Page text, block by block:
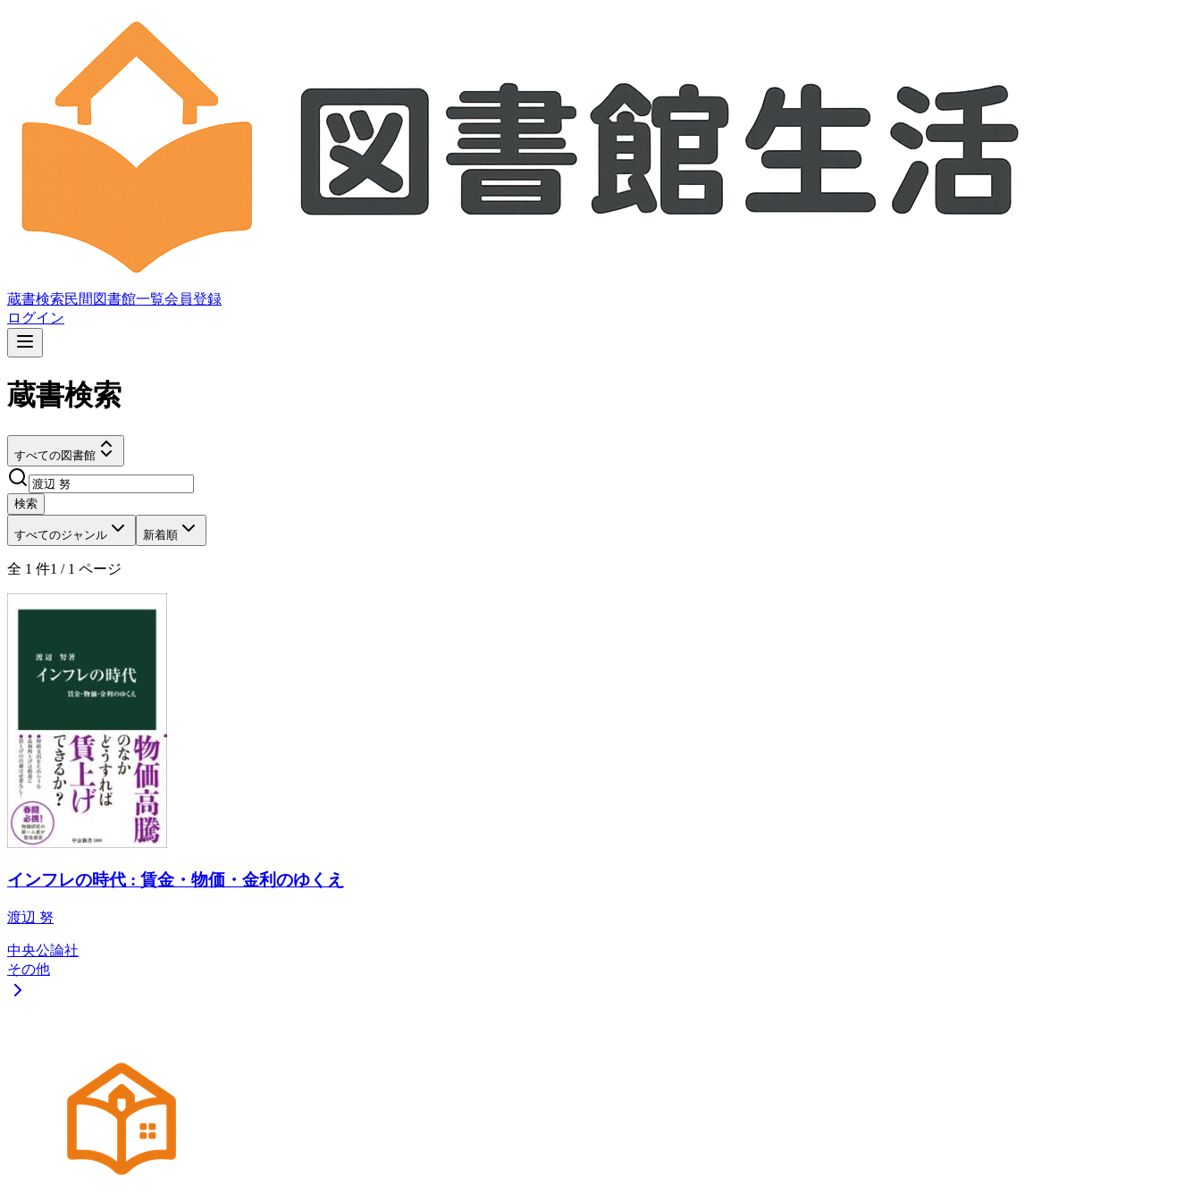
蔵書検索民間図書館一覧会員登録
ログイン
蔵書検索
すべての図書館
検索
すべてのジャンル 新着順
全 1 件1 / 1 ページ
インフレの時代 : 賃金・物価・金利のゆくえ
渡辺 努
中央公論社
その他